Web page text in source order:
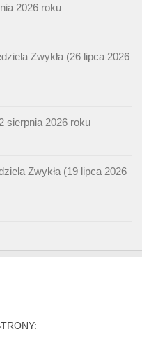
2026 roku
Zwykła (26 lipca 2026
sierpnia 2026 roku
Zwykła (19 lipca 2026